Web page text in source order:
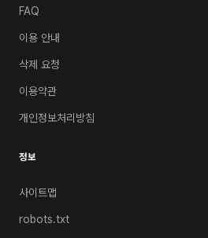
FAQ
이용 안내
삭제 요청
이용약관
개인정보처리방침
정보
사이트맵
robots.txt